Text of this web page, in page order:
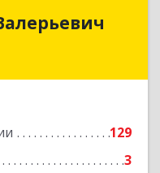
129
3